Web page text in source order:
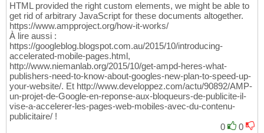
HTML provided the right custom elements, we might be able to
get rid of arbitrary JavaScript for these documents altogether.
https://www.ampproject.org/how-it-works/
À lire aussi :
https://googleblog.blogspot.com.au/2015/10/introducing-
accelerated-mobile-pages.html,
http://www.niemanlab.org/2015/10/get-ampd-heres-what-
publishers-need-to-know-about-googles-new-plan-to-speed-up-
your-website/. Et http://www.developpez.com/actu/90892/AMP-
un-projet-de-Google-en-reponse-aux-bloqueurs-de-publicite-il-
vise-a-accelerer-les-pages-web-mobiles-avec-du-contenu-
publicitaire/ !
0
0